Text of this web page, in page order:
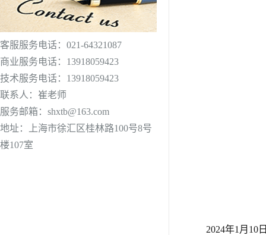
客服服务电话：021-64321087
商业服务电话：13918059423
技术服务电话：13918059423
联系人：崔老师
服务邮箱： shxtb@163.com
地址：上海市徐汇区桂林路100号8号
楼107室
2024年1月10